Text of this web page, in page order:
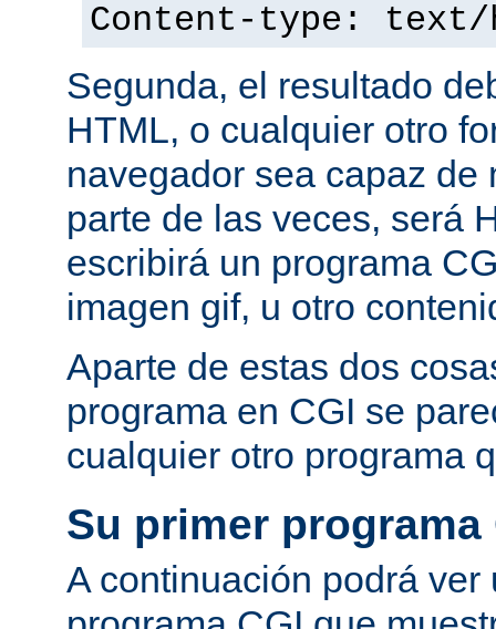
Content-type: text/
Segunda, el resultado
HTML, o cualquier otro
navegador sea capaz de
parte de las veces, será
escribirá un programa
imagen gif, u otro
Aparte de estas dos
programa en CGI se
cualquier otro programa
Su primer programa
A continuación podrá ver